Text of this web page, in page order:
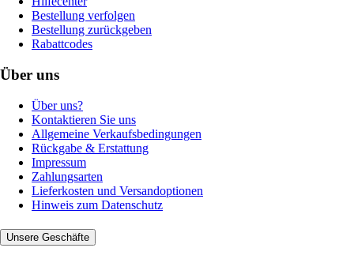
Bestellung verfolgen
Bestellung zurückgeben
Rabattcodes
Über uns
Über uns?
Kontaktieren Sie uns
Allgemeine Verkaufsbedingungen
Rückgabe & Erstattung
Impressum
Zahlungsarten
Lieferkosten und Versandoptionen
Hinweis zum Datenschutz
Unsere Geschäfte